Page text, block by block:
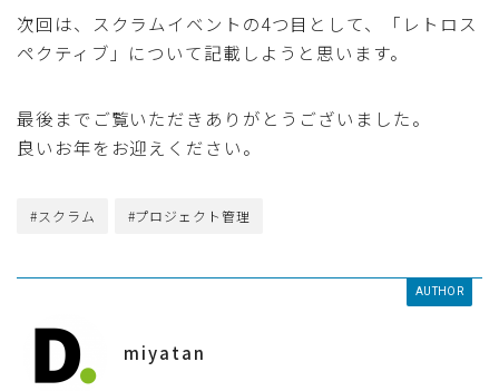
次回は、スクラムイベントの4つ目として、「レトロス
ペクティブ」について記載しようと思います。
最後までご覧いただきありがとうございました。
良いお年をお迎えください。
#スクラム #プロジェクト管理
AUTHOR
miyatan